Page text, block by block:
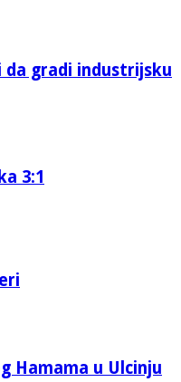
da gradi industrijsku
3:1
Hamama u Ulcinju